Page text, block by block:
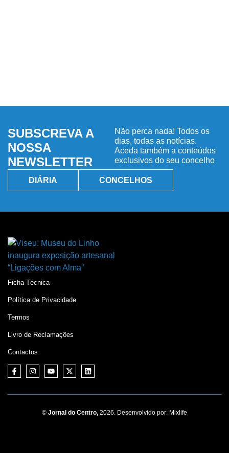
SUBSCREVA A
NOSSA
NEWSLETTER
Não perca nada! Todos os
dias, todas as notícias.
Aceda também a conteúdos
exclusivos do seu concelho
DIÁRIA CONCELHOS
Ficha Técnica
Política de Privacidade
Termos
Livro de Reclamações
Contactos
© Jornal do Centro, 2026. Desenvolvido por: Mixlife